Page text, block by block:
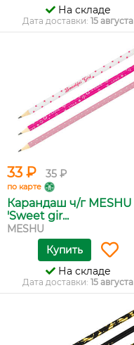
На складе
Дата доставки: 15 августа
33 ₽ 35 ₽
по карте
Карандаш ч/г MESHU
'Sweet gir...
MESHU
Купить
На складе
Дата доставки: 15 августа